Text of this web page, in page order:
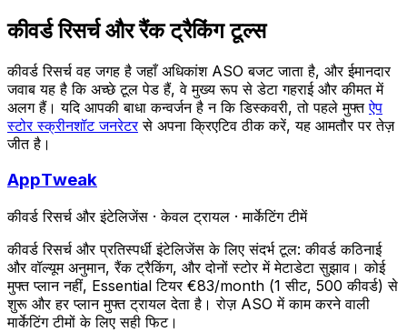
कीवर्ड रिसर्च और रैंक ट्रैकिंग टूल्स
कीवर्ड रिसर्च वह जगह है जहाँ अधिकांश ASO बजट जाता है, और ईमानदार
जवाब यह है कि अच्छे टूल पेड हैं, वे मुख्य रूप से डेटा गहराई और कीमत में
अलग हैं। यदि आपकी बाधा कन्वर्जन है न कि डिस्कवरी, तो पहले मुफ्तऐप
स्टोर स्क्रीनशॉट जनरेटरसे अपना क्रिएटिव ठीक करें, यह आमतौर पर तेज़
जीत है।
AppTweak
कीवर्ड रिसर्च और इंटेलिजेंस ·केवल ट्रायल ·मार्केटिंग टीमें
कीवर्ड रिसर्च और प्रतिस्पर्धी इंटेलिजेंस के लिए संदर्भ टूल: कीवर्ड कठिनाई
और वॉल्यूम अनुमान, रैंक ट्रैकिंग, और दोनों स्टोर में मेटाडेटा सुझाव। कोई
मुफ्त प्लान नहीं, Essential टियर €83/month (1 सीट, 500 कीवर्ड) से
शुरू और हर प्लान मुफ्त ट्रायल देता है। रोज़ ASO में काम करने वाली
मार्केटिंग टीमों के लिए सही फिट।